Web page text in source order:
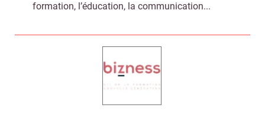
formation, l’éducation, la communication...